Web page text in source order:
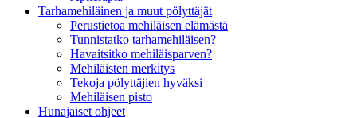
Tarhamehiläinen ja muut pölyttäjät
Perustietoa mehiläisen elämästä
Tunnistatko tarhamehiläisen?
Havaitsitko mehiläisparven?
Mehiläisten merkitys
Tekoja pölyttäjien hyväksi
Mehiläisen pisto
Hunajaiset ohjeet